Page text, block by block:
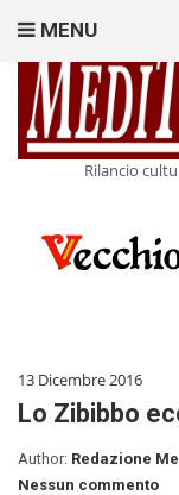
Rilancio
MENU
13 Dicembre 2016
Lo Zibibbo
Author: Redazione
Nessun commento